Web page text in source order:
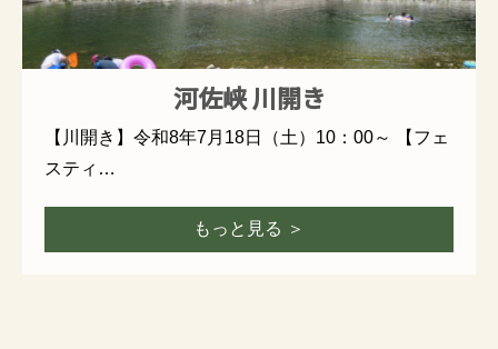
河佐峡 川開き
【川開き】令和8年7月18日（土）10：00～ 【フェ
スティ…
もっと見る ＞